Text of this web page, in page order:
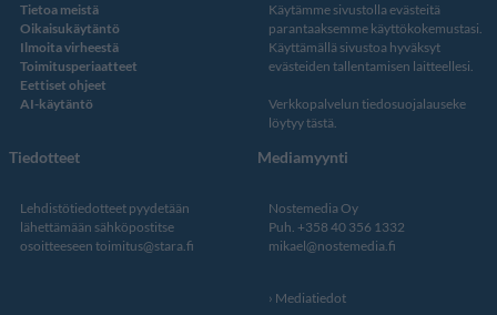
Tietoa meistä
Oikaisukäytäntö
Ilmoita virheestä
Toimitusperiaatteet
Eettiset ohjeet
AI-käytäntö
Käytämme sivustolla evästeitä
parantaaksemme käyttökokemustasi.
Käyttämällä sivustoa hyväksyt
evästeiden tallentamisen laitteellesi.
Verkkopalvelun tiedosuojalauseke
löytyy tästä.
Tiedotteet
Lehdistötiedotteet pyydetään
lähettämään sähköpostitse
osoitteeseen toimitus@stara.fi
Mediamyynti
Nostemedia Oy
Puh. +358 40 356 1332
mikael@nostemedia.fi
Mediatiedot